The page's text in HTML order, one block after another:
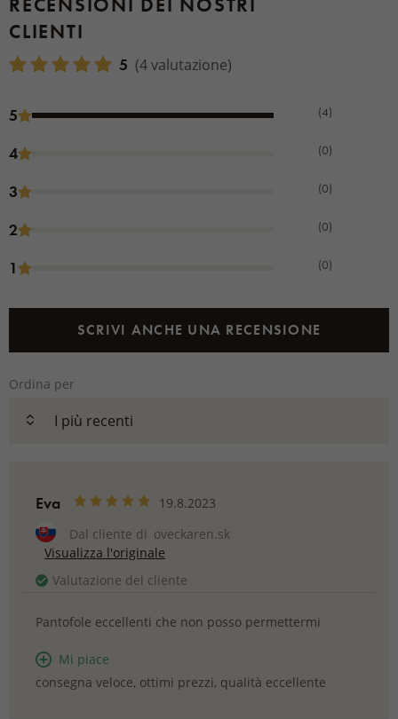
CLIENTI
5 (4 valutazione)
5 (4)
4 (0)
3 (0)
2 (0)
1 (0)
SCRIVI ANCHE UNA RECENSIONE
Ordina per
Eva
19.8.2023
Dal cliente di oveckaren.sk
Visualizza l'originale
Valutazione del cliente
Pantofole eccellenti che non posso permettermi
Mi piace
consegna veloce, ottimi prezzi, qualità eccellente